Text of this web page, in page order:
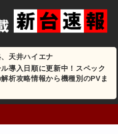
天井ハイエナ
導入日順に更新中！スペック
析攻略情報から機種別のPVま